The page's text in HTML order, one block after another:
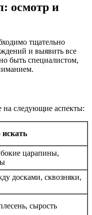
осмотр и
тщательно
и выявить все
быть специалистом,
на следующие аспекты:
царапины,
досками, сквозняки,
сырость